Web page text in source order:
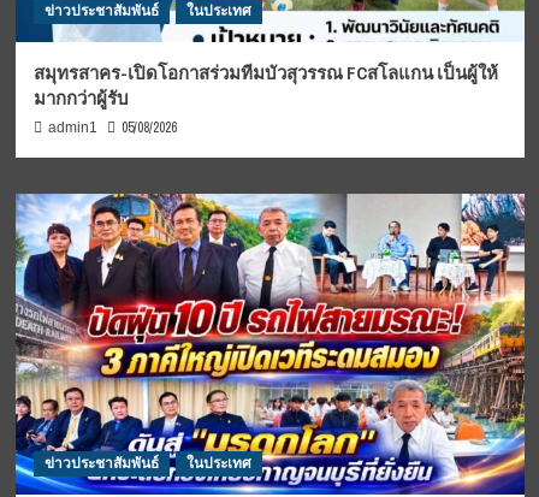
ข่าวประชาสัมพันธ์ ในประเทศ
สมุทรสาคร-เปิดโอกาสร่วมทีมบัวสุวรรณ FCสโลแกน เป็นผู้ให้
มากกว่าผู้รับ
admin1 05/08/2026
ข่าวประชาสัมพันธ์ ในประเทศ